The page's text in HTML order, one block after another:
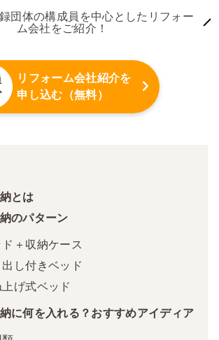
団体の構成員を中心としたリフォー
ム会社をご紹介！
リフォーム会社紹介を
申し込む（無料）
とは
のパターン
＋収納ケース
出し付きベッド
上げ式ベッド
に何を入れる？おすすめアイディア